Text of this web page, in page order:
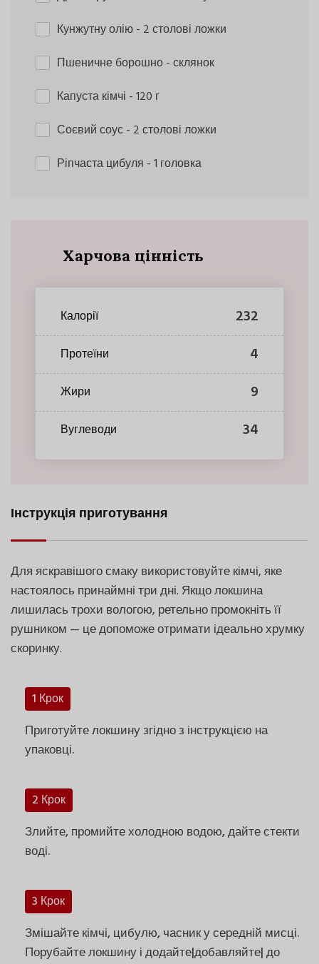
Кунжутну олію- 2 столові ложки
Пшеничне борошно- склянок
Капуста кімчі - 120 г
Соєвий соус- 2 столові ложки
Ріпчаста цибуля - 1 головка
Харчова цінність
Калорії 232
Протеїни 4
Жири 9
Вуглеводи 34
Інструкція приготування
Для яскравішого смаку використовуйте кімчі, яке
настоялось принаймні три дні. Якщо локшина
лишилась трохи вологою, ретельно промокніть її
рушником — це допоможе отримати ідеально хрумку
скоринку.
1 Крок
Приготуйте локшину згідно з інструкцією на
упаковці.
2 Крок
Злийте, промийте холодною водою, дайте стекти
воді.
3 Крок
Змішайте кімчі, цибулю, часник у середній мисці.
Порубайте локшину і додайте|добавляйте| до